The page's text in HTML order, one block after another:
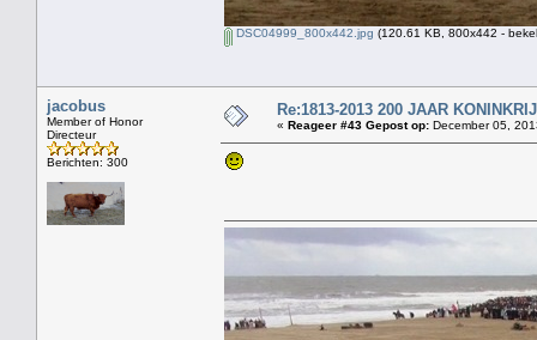
DSC04999_800x442.jpg (120.61 KB, 800x442 -
jacobus
Member of Honor
Directeur
Berichten: 300
Re:1813-2013 200 JAAR
« Reageer #43 Gepost op: December 05,